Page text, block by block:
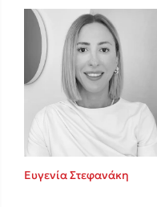
Ευγενία Στεφανάκη